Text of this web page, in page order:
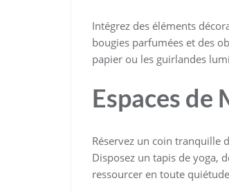
Intégrez des éléments
bougies parfumées et des
papier ou les guirlandes
Espaces
Réservez un coin tranquille
Disposez un tapis de yoga,
ressourcer en toute